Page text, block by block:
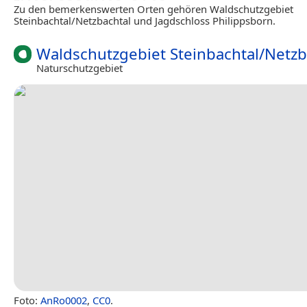
Zu den bemerkenswerten Orten gehören Waldschutzgebiet
Steinbachtal/Netzbachtal und Jagdschloss Philippsborn.
Waldschutzgebiet Steinbachtal/
Naturschutzgebiet
Foto: AnRo0002, CC0.